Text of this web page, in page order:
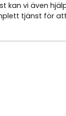
kan vi även
tjänst för